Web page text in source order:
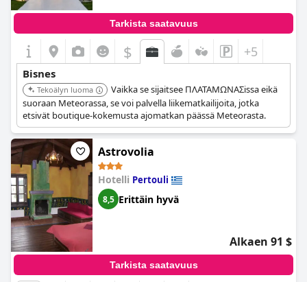
Tarkista saatavuus
$ +5
Bisnes
Tekoälyn luoma
Vaikka se sijaitsee ΠΛΑΤΑΜΩΝΑΣissa eikä
suoraan Meteorassa, se voi palvella liikematkailijoita, jotka
etsivät boutique-kokemusta ajomatkan päässä Meteorasta.
Astrovolia
Hotelli Pertouli
8,5 Erittäin hyvä
Alkaen 91 $
Tarkista saatavuus